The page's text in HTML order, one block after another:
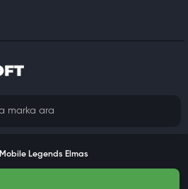
Mobile Legends Elmas